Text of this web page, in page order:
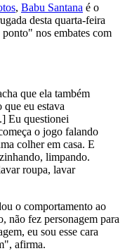
, Babu Santana é o
desta quarta-feira
nos embates com
que ela também
eu estava
Eu questionei
o jogo falando
colher em casa. E
limpando.
roupa, lavar
o comportamento ao
não fez personagem para
eu sou esse cara
afirma.